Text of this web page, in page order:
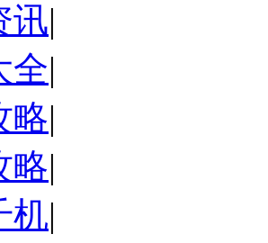
讯|
全|
略|
略|
机|